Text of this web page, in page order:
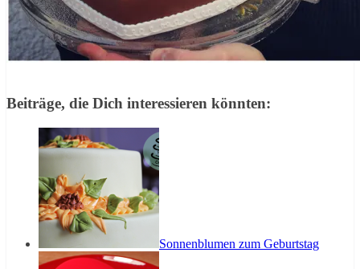
Beiträge, die Dich interessieren könnten:
Sonnenblumen zum Geburtstag